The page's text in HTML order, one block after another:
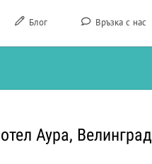
Блог Връзка с нас
Аура, Велинград